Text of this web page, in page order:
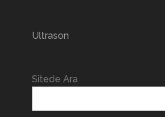
Ultrason
Sitede Ara